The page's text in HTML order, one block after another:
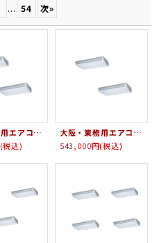
... 54 次»
大阪・業務用エアコン 三菱重工 天吊形 FDE ツインタイプ FDEVP2244HPS4L 224形（8馬力） HYPER VSX 三相200V
(税込)
大阪・業務用エアコン 三菱重工 天吊形 FDE ツインタイプ FDEVP2804HPS4L 280形（10馬力） HYPER VSX 三相200V
543,000円(税込)